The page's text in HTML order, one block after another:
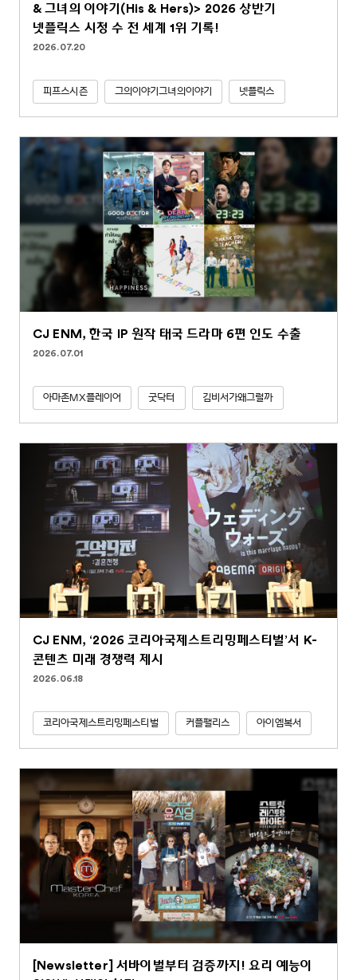
& 그녀의 이야기(His & Hers)> 2026 상반기
넷플릭스 시청 수 전 세계 1위 기록!
2026.07.20
피프스시즌 그의이야기그녀의이야기 넷플릭스
CJ ENM, 한국 IP 원작 태국 드라마 6편 인도 수출
2026.07.01
아마존MX플레이어 굿닥터 김비서가왜그럴까
CJ ENM, ‘2026 코리아국제스트리밍페스티벌’서 K-
콘텐츠 미래 경쟁력 제시
2026.06.18
코리아국제스트리밍페스티벌 커플팰리스 아이엠복서
[Newsletter] 서바이벌부터 검증까지! 요리 예능이